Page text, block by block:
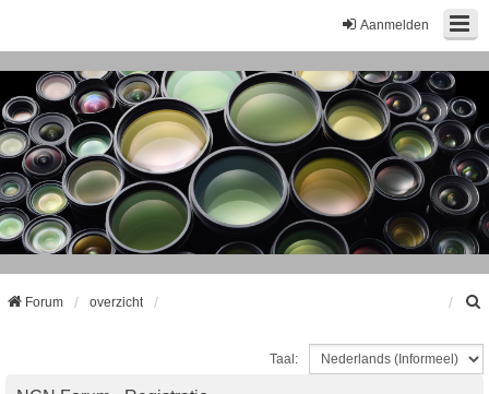
Aanmelden
Forum overzicht
Taal: